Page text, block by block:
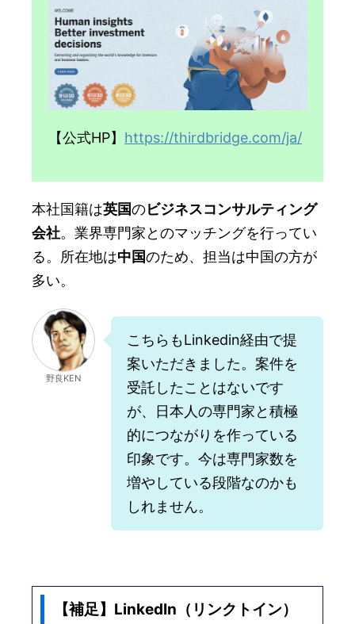
【公式HP】 https://thirdbridge.com/ja/
本社国籍は英国のビジネスコンサルティング
会社。業界専門家とのマッチングを行ってい
る。所在地は中国のため、担当は中国の方が
多い。
野良KEN
こちらもLinkedin経由で提
案いただきました。案件を
受託したことはないです
が、日本人の専門家と積極
的につながりを作っている
印象です。今は専門家数を
増やしている段階なのかも
しれません。
【補足】LinkedIn（リンクトイン）